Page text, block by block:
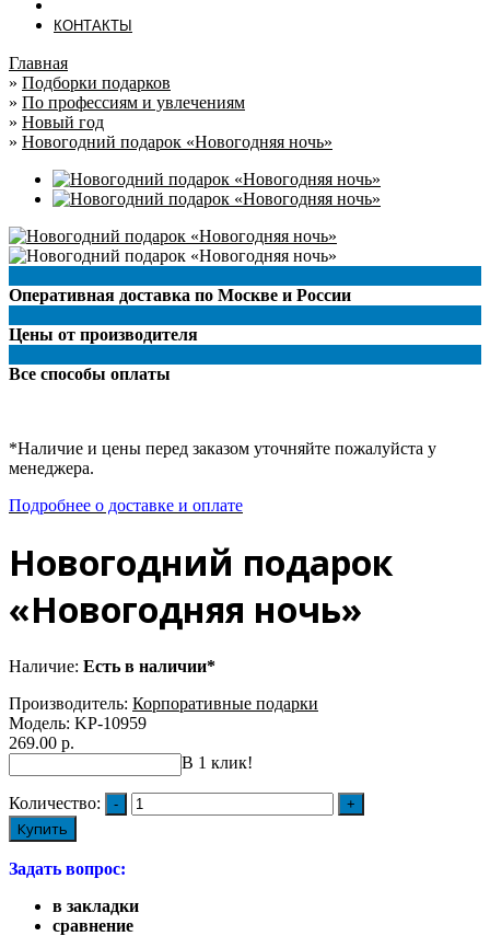
КОНТАКТЫ
Главная
» Подборки подарков
» По профессиям и увлечениям
» Новый год
» Новогодний подарок «Новогодняя ночь»
Оперативная доставка по Москве и России
Цены от производителя
Все способы оплаты
*Наличие и цены перед заказом уточняйте пожалуйста у
менеджера.
Подробнее о доставке и оплате
Новогодний подарок
«Новогодняя ночь»
Наличие: Есть в наличии*
Производитель: Корпоративные подарки
Модель: KP-10959
269.00 р.
В 1 клик!
Количество:
Купить
Задать вопрос:
в закладки
сравнение